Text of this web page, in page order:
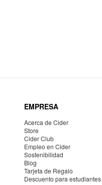
EMPRESA
Acerca de Cider
Store
Cider Club
Empleo en Cider
Sostenibilidad
Blog
Tarjeta de Regalo
Descuento para estudiantes